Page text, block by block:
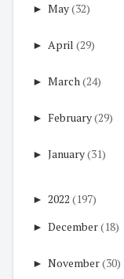
► May(32)
► April (29)
► March(24)
► February(29)
► January(31)
► 2022 (197)
► December(18)
► November(30)